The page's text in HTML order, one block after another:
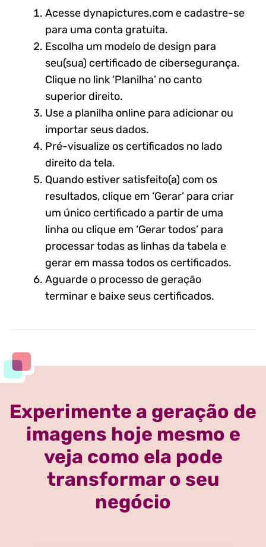
Acesse dynapictures.com e cadastre-se
para uma conta gratuita.
Escolha um modelo de design para
seu(sua) certificado de cibersegurança.
Clique no link ‘Planilha’ no canto
superior direito.
Use a planilha online para adicionar ou
importar seus dados.
Pré-visualize os certificados no lado
direito da tela.
Quando estiver satisfeito(a) com os
resultados, clique em ‘Gerar’ para criar
um único certificado a partir de uma
linha ou clique em ‘Gerar todos’ para
processar todas as linhas da tabela e
gerar em massa todos os certificados.
Aguarde o processo de geração
terminar e baixe seus certificados.
Experimente a geração de
imagens hoje mesmo e
veja como ela pode
transformar o seu
negócio